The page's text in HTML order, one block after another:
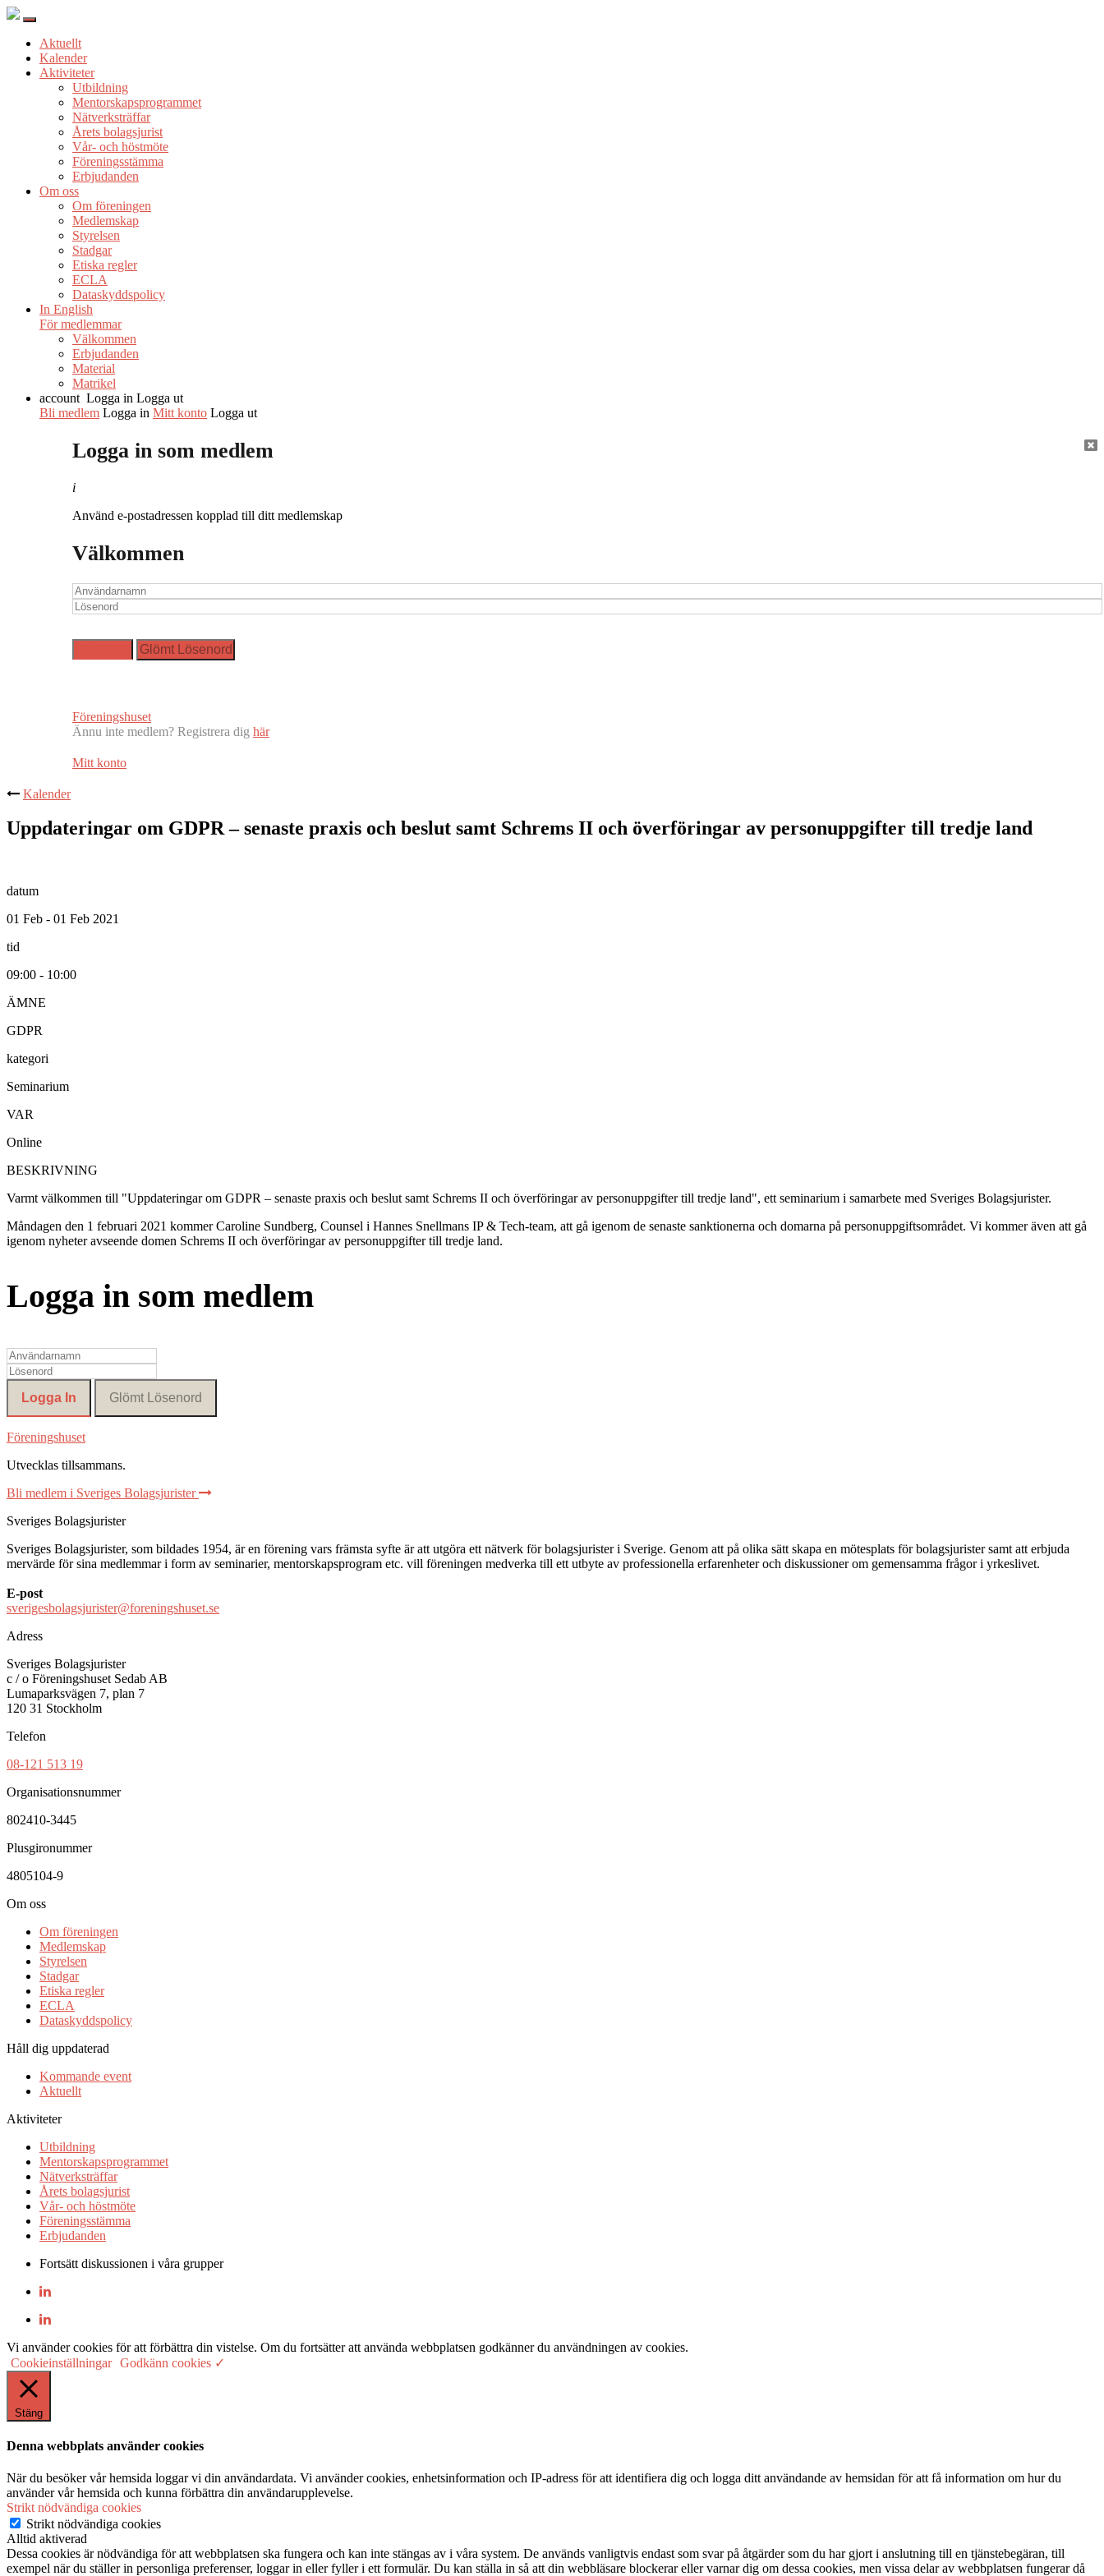
Aktuellt
Kalender
Aktiviteter
Utbildning
Mentorskapsprogrammet
Nätverksträffar
Årets bolagsjurist
Vår- och höstmöte
Föreningsstämma
Erbjudanden
Om oss
Om föreningen
Medlemskap
Styrelsen
Stadgar
Etiska regler
ECLA
Dataskyddspolicy
In English
För medlemmar
Välkommen
Erbjudanden
Material
Matrikel
account Logga in Logga ut
Bli medlem Logga in Mitt konto Logga ut
Logga in som medlem
i
Använd e-postadressen kopplad till ditt medlemskap
Välkommen
Föreningshuset
Ännu inte medlem? Registrera dig här
Mitt konto
Kalender
Uppdateringar om GDPR – senaste praxis och beslut samt Schrems II och överföringar av personuppgifter till tredje land
datum
01 Feb - 01 Feb 2021
tid
09:00 - 10:00
ÄMNE
GDPR
kategori
Seminarium
VAR
Online
BESKRIVNING
Varmt välkommen till "Uppdateringar om GDPR – senaste praxis och beslut samt Schrems II och överföringar av personuppgifter till tredje land", ett seminarium i samarbete med Sveriges Bolagsjurister.
Måndagen den 1 februari 2021 kommer Caroline Sundberg, Counsel i Hannes Snellmans IP & Tech-team, att gå igenom de senaste sanktionerna och domarna på personuppgiftsområdet. Vi kommer även att gå
igenom nyheter avseende domen Schrems II och överföringar av personuppgifter till tredje land.
Logga in som medlem
Föreningshuset
Utvecklas tillsammans.
Bli medlem i Sveriges Bolagsjurister
Sveriges Bolagsjurister
Sveriges Bolagsjurister, som bildades 1954, är en förening vars främsta syfte är att utgöra ett nätverk för bolagsjurister i Sverige. Genom att på olika sätt skapa en mötesplats för bolagsjurister samt att erbjuda
mervärde för sina medlemmar i form av seminarier, mentorskapsprogram etc. vill föreningen medverka till ett utbyte av professionella erfarenheter och diskussioner om gemensamma frågor i yrkeslivet.
E-post
sverigesbolagsjurister@foreningshuset.se
Adress
Sveriges Bolagsjurister
c / o Föreningshuset Sedab AB
Lumaparksvägen 7, plan 7
120 31 Stockholm
Telefon
08-121 513 19
Organisationsnummer
802410-3445
Plusgironummer
4805104-9
Om oss
Om föreningen
Medlemskap
Styrelsen
Stadgar
Etiska regler
ECLA
Dataskyddspolicy
Håll dig uppdaterad
Kommande event
Aktuellt
Aktiviteter
Utbildning
Mentorskapsprogrammet
Nätverksträffar
Årets bolagsjurist
Vår- och höstmöte
Föreningsstämma
Erbjudanden
Fortsätt diskussionen i våra grupper
Vi använder cookies för att förbättra din vistelse. Om du fortsätter att använda webbplatsen godkänner du användningen av cookies.
Cookieinställningar Godkänn cookies ✓
Stäng
Denna webbplats använder cookies
När du besöker vår hemsida loggar vi din användardata. Vi använder cookies, enhetsinformation och IP-adress för att identifiera dig och logga ditt användande av hemsidan för att få information om hur du
använder vår hemsida och kunna förbättra din användarupplevelse.
Strikt nödvändiga cookies
Strikt nödvändiga cookies
Alltid aktiverad
Dessa cookies är nödvändiga för att webbplatsen ska fungera och kan inte stängas av i våra system. De används vanligtvis endast som svar på åtgärder som du har gjort i anslutning till en tjänstebegäran, till
exempel när du ställer in personliga preferenser, loggar in eller fyller i ett formulär. Du kan ställa in så att din webbläsare blockerar eller varnar dig om dessa cookies, men vissa delar av webbplatsen fungerar då